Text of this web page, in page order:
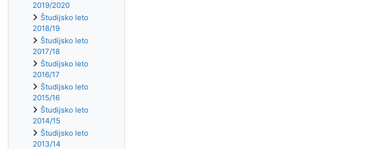
2019/2020
Študijsko leto
2018/19
Študijsko leto
2017/18
Študijsko leto
2016/17
Študijsko leto
2015/16
Študijsko leto
2014/15
Študijsko leto
2013/14